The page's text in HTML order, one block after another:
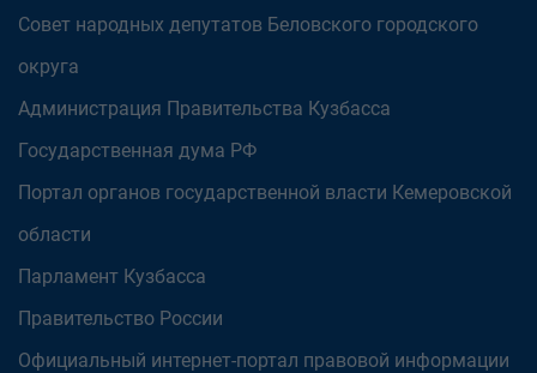
Совет народных депутатов Беловского городского
округа
Администрация Правительства Кузбасса
Государственная дума РФ
Портал органов государственной власти Кемеровской
области
Парламент Кузбасса
Правительство России
Официальный интернет-портал правовой информации